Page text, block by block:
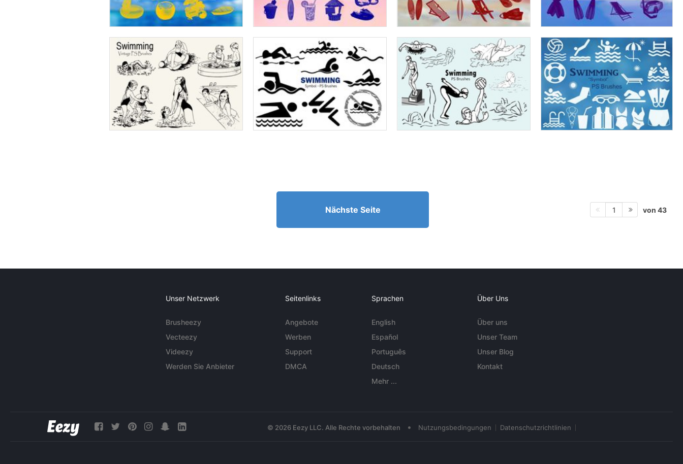
Nächste Seite 1 von 43
Unser Netzwerk
Brusheezy
Vecteezy
Videezy
Werden Sie Anbieter
Seitenlinks
Angebote
Werben
Support
DMCA
Sprachen
English
Español
Português
Deutsch
Mehr ...
Über Uns
Über uns
Unser Team
Unser Blog
Kontakt
© 2026 Eezy LLC. Alle Rechte vorbehalten • Nutzungsbedingungen Datenschutzrichtlinien